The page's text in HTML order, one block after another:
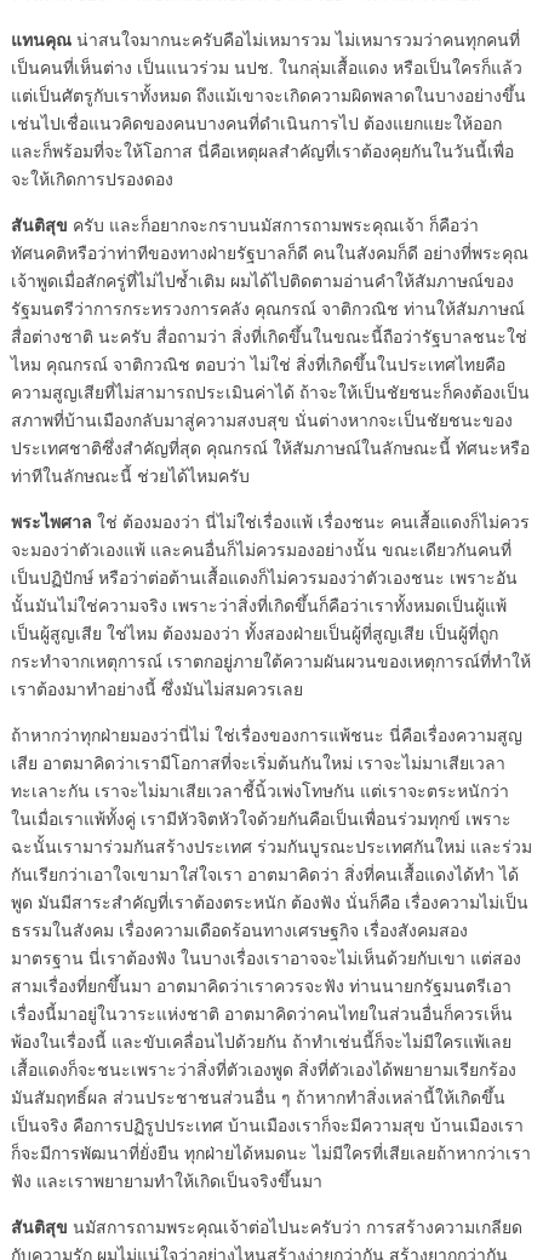
แทนคุณน่าสนใจมากนะครับคือไม่เหมารวม ไม่เหมารวมว่าคนทุกคนที่
เป็นคนที่เห็นต่าง เป็นแนวร่วม นปช. ในกลุ่มเสื้อแดง หรือเป็นใครก็แล้ว
แต่เป็นศัตรูกับเราทั้งหมด ถึงแม้เขาจะเกิดความผิดพลาดในบางอย่างขึ้น
เช่นไปเชื่อแนวคิดของคนบางคนที่ดำเนินการไป ต้องแยกแยะให้ออก
และก็พร้อมที่จะให้โอกาส นี่คือเหตุผลสำคัญที่เราต้องคุยกันในวันนี้เพื่อ
จะให้เกิดการปรองดอง
สันติสุข ครับ และก็อยากจะกราบนมัสการถามพระคุณเจ้า ก็คือว่า
ทัศนคติหรือว่าท่าทีของทางฝ่ายรัฐบาลก็ดี คนในสังคมก็ดี อย่างที่พระคุณ
เจ้าพูดเมื่อสักครู่ที่ไม่ไปซ้ำเติม ผมได้ไปติดตามอ่านคำให้สัมภาษณ์ของ
รัฐมนตรีว่าการกระทรวงการคลัง คุณกรณ์ จาติกวณิช ท่านให้สัมภาษณ์
สื่อต่างชาติ นะครับ สื่อถามว่า สิ่งที่เกิดขึ้นในขณะนี้ถือว่ารัฐบาลชนะใช่
ไหม คุณกรณ์ จาติกวณิช ตอบว่า ไม่ใช่ สิ่งที่เกิดขึ้นในประเทศไทยคือ
ความสูญเสียที่ไม่สามารถประเมินค่าได้ ถ้าจะให้เป็นชัยชนะก็คงต้องเป็น
สภาพที่บ้านเมืองกลับมาสู่ความสงบสุข นั่นต่างหากจะเป็นชัยชนะของ
ประเทศชาติซึ่งสำคัญที่สุด คุณกรณ์ ให้สัมภาษณ์ในลักษณะนี้ ทัศนะหรือ
ท่าทีในลักษณะนี้ ช่วยได้ไหมครับ
พระไพศาล ใช่ ต้องมองว่า นี่ไม่ใช่เรื่องแพ้ เรื่องชนะ คนเสื้อแดงก็ไม่ควร
จะมองว่าตัวเองแพ้ และคนอื่นก็ไม่ควรมองอย่างนั้น ขณะเดียวกันคนที่
เป็นปฏิปักษ์ หรือว่าต่อต้านเสื้อแดงก็ไม่ควรมองว่าตัวเองชนะ เพราะอัน
นั้นมันไม่ใช่ความจริง เพราะว่าสิ่งที่เกิดขึ้นก็คือว่าเราทั้งหมดเป็นผู้แพ้
เป็นผู้สูญเสีย ใช่ไหม ต้องมองว่า ทั้งสองฝ่ายเป็นผู้ที่สูญเสีย เป็นผู้ที่ถูก
กระทำจากเหตุการณ์ เราตกอยู่ภายใต้ความผันผวนของเหตุการณ์ที่ทำให้
เราต้องมาทำอย่างนี้ ซึ่งมันไม่สมควรเลย
ถ้าหากว่าทุกฝ่ายมองว่านี่ไม่ ใช่เรื่องของการแพ้ชนะ นี่คือเรื่องความสูญ
เสีย อาตมาคิดว่าเรามีโอกาสที่จะเริ่มต้นกันใหม่ เราจะไม่มาเสียเวลา
ทะเลาะกัน เราจะไม่มาเสียเวลาชี้นิ้วเพ่งโทษกัน แต่เราจะตระหนักว่า
ในเมื่อเราแพ้ทั้งคู่ เรามีหัวจิตหัวใจด้วยกันคือเป็นเพื่อนร่วมทุกข์ เพราะ
ฉะนั้นเรามาร่วมกันสร้างประเทศ ร่วมกันบูรณะประเทศกันใหม่ และร่วม
กันเรียกว่าเอาใจเขามาใส่ใจเรา อาตมาคิดว่า สิ่งที่คนเสื้อแดงได้ทำ ได้
พูด มันมีสาระสำคัญที่เราต้องตระหนัก ต้องฟัง นั่นก็คือ เรื่องความไม่เป็น
ธรรมในสังคม เรื่องความเดือดร้อนทางเศรษฐกิจ เรื่องสังคมสอง
มาตรฐาน นี่เราต้องฟัง ในบางเรื่องเราอาจจะไม่เห็นด้วยกับเขา แต่สอง
สามเรื่องที่ยกขึ้นมา อาตมาคิดว่าเราควรจะฟัง ท่านนายกรัฐมนตรีเอา
เรื่องนี้มาอยู่ในวาระแห่งชาติ อาตมาคิดว่าคนไทยในส่วนอื่นก็ควรเห็น
พ้องในเรื่องนี้ และขับเคลื่อนไปด้วยกัน ถ้าทำเช่นนี้ก็จะไม่มีใครแพ้เลย
เสื้อแดงก็จะชนะเพราะว่าสิ่งที่ตัวเองพูด สิ่งที่ตัวเองได้พยายามเรียกร้อง
มันสัมฤทธิ์ผล ส่วนประชาชนส่วนอื่น ๆ ถ้าหากทำสิ่งเหล่านี้ให้เกิดขึ้น
เป็นจริง คือการปฏิรูปประเทศ บ้านเมืองเราก็จะมีความสุข บ้านเมืองเรา
ก็จะมีการพัฒนาที่ยั่งยืน ทุกฝ่ายได้หมดนะ ไม่มีใครที่เสียเลยถ้าหากว่าเรา
ฟัง และเราพยายามทำให้เกิดเป็นจริงขึ้นมา
สันติสุข นมัสการถามพระคุณเจ้าต่อไปนะครับว่า การสร้างความเกลียด
กับความรัก ผมไม่แน่ใจว่าอย่างไหนสร้างง่ายกว่ากัน สร้างยากกว่ากัน